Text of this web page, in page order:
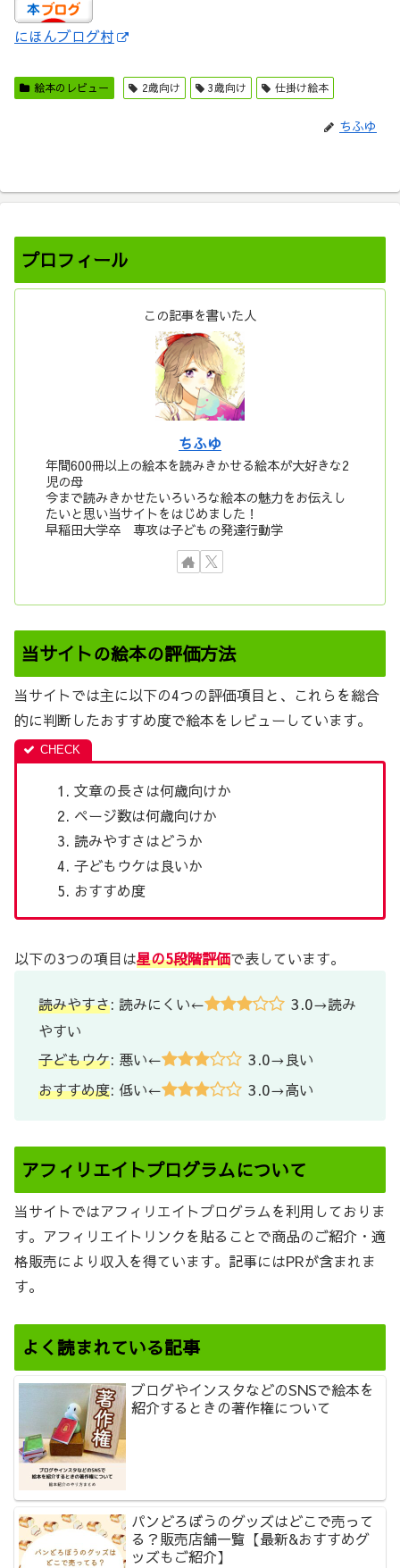
にほんブログ村
絵本のレビュー 2歳向け 3歳向け 仕掛け絵本
ちふゆ
プロフィール
この記事を書いた人
ちふゆ
年間600冊以上の絵本を読みきかせる絵本が大好きな2
児の母
今まで読みきかせたいろいろな絵本の魅力をお伝えし
たいと思い当サイトをはじめました！
早稲田大学卒 専攻は子どもの発達行動学
当サイトの絵本の評価方法
当サイトでは主に以下の4つの評価項目と、これらを総合
的に判断したおすすめ度で絵本をレビューしています。
文章の長さは何歳向けか
ページ数は何歳向けか
読みやすさはどうか
子どもウケは良いか
おすすめ度
以下の3つの項目は星の5段階評価で表しています。
読みやすさ: 読みにくい← 3.0→読み
やすい
子どもウケ: 悪い← 3.0→良い
おすすめ度: 低い← 3.0→高い
アフィリエイトプログラムについて
当サイトではアフィリエイトプログラムを利用しておりま
す。アフィリエイトリンクを貼ることで商品のご紹介・適
格販売により収入を得ています。記事にはPRが含まれま
す。
よく読まれている記事
ブログやインスタなどのSNSで絵本を
紹介するときの著作権について
パンどろぼうのグッズはどこで売って
る？販売店舗一覧【最新&おすすめグ
ッズもご紹介】